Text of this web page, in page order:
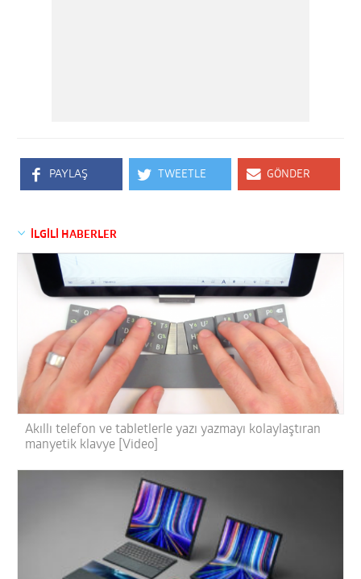
PAYLAŞ TWEETLE GÖNDER
İLGİLİ HABERLER
Akıllı telefon ve tabletlerle yazı yazmayı kolaylaştıran
manyetik klavye [Video]